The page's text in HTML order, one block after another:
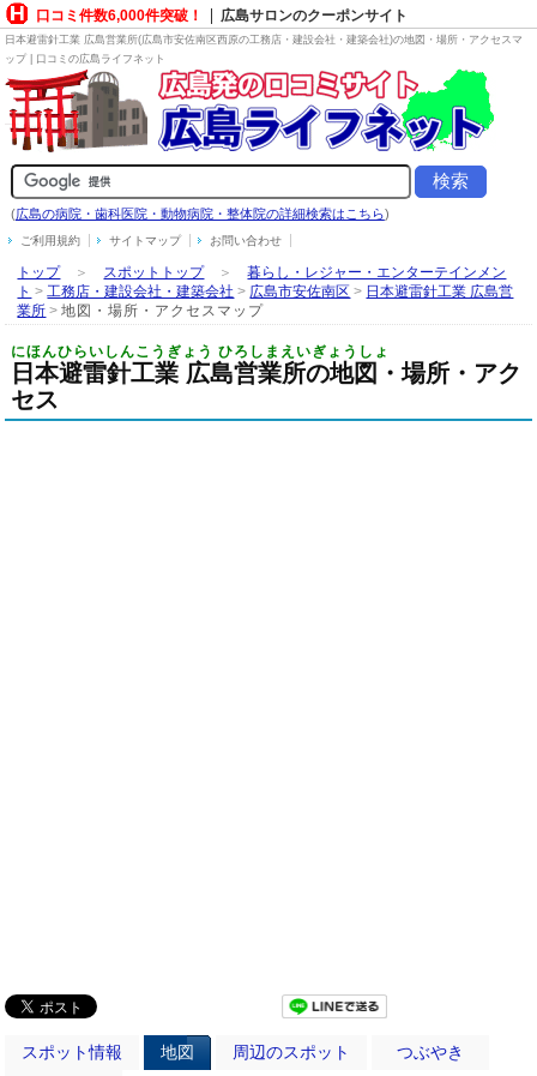
口コミ件数6,000件突破！ 広島サロンのクーポンサイト
日本避雷針工業 広島営業所(広島市安佐南区西原の工務店・建設会社・建築会社)の地図・場所・アクセスマ
ップ | 口コミの広島ライフネット
(広島の病院・歯科医院・動物病院・整体院の詳細検索はこちら)
ご利用規約 サイトマップ お問い合わせ
トップ＞ スポットトップ＞暮らし・レジャー・エンターテインメン
ト >工務店・建設会社・建築会社 > 広島市安佐南区 > 日本避雷針工業 広島営
業所 >地図・場所・アクセスマップ
にほんひらいしんこうぎょう ひろしまえいぎょうしょ
日本避雷針工業 広島営業所の地図・場所・アク
セス
スポット情報 地図 周辺のスポット
つぶやき